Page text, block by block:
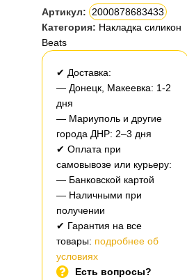
Артикул: 2000878683433
Категория: Накладка силикон
Beats
✔ Доставка:
— Донецк, Макеевка: 1-2
дня
— Мариуполь и другие
города ДНР: 2–3 дня
✔ Оплата при
самовывозе или курьеру:
— Банковской картой
— Наличными при
получении
✔ Гарантия на все
товары: подробнее об
условиях
Есть вопросы?